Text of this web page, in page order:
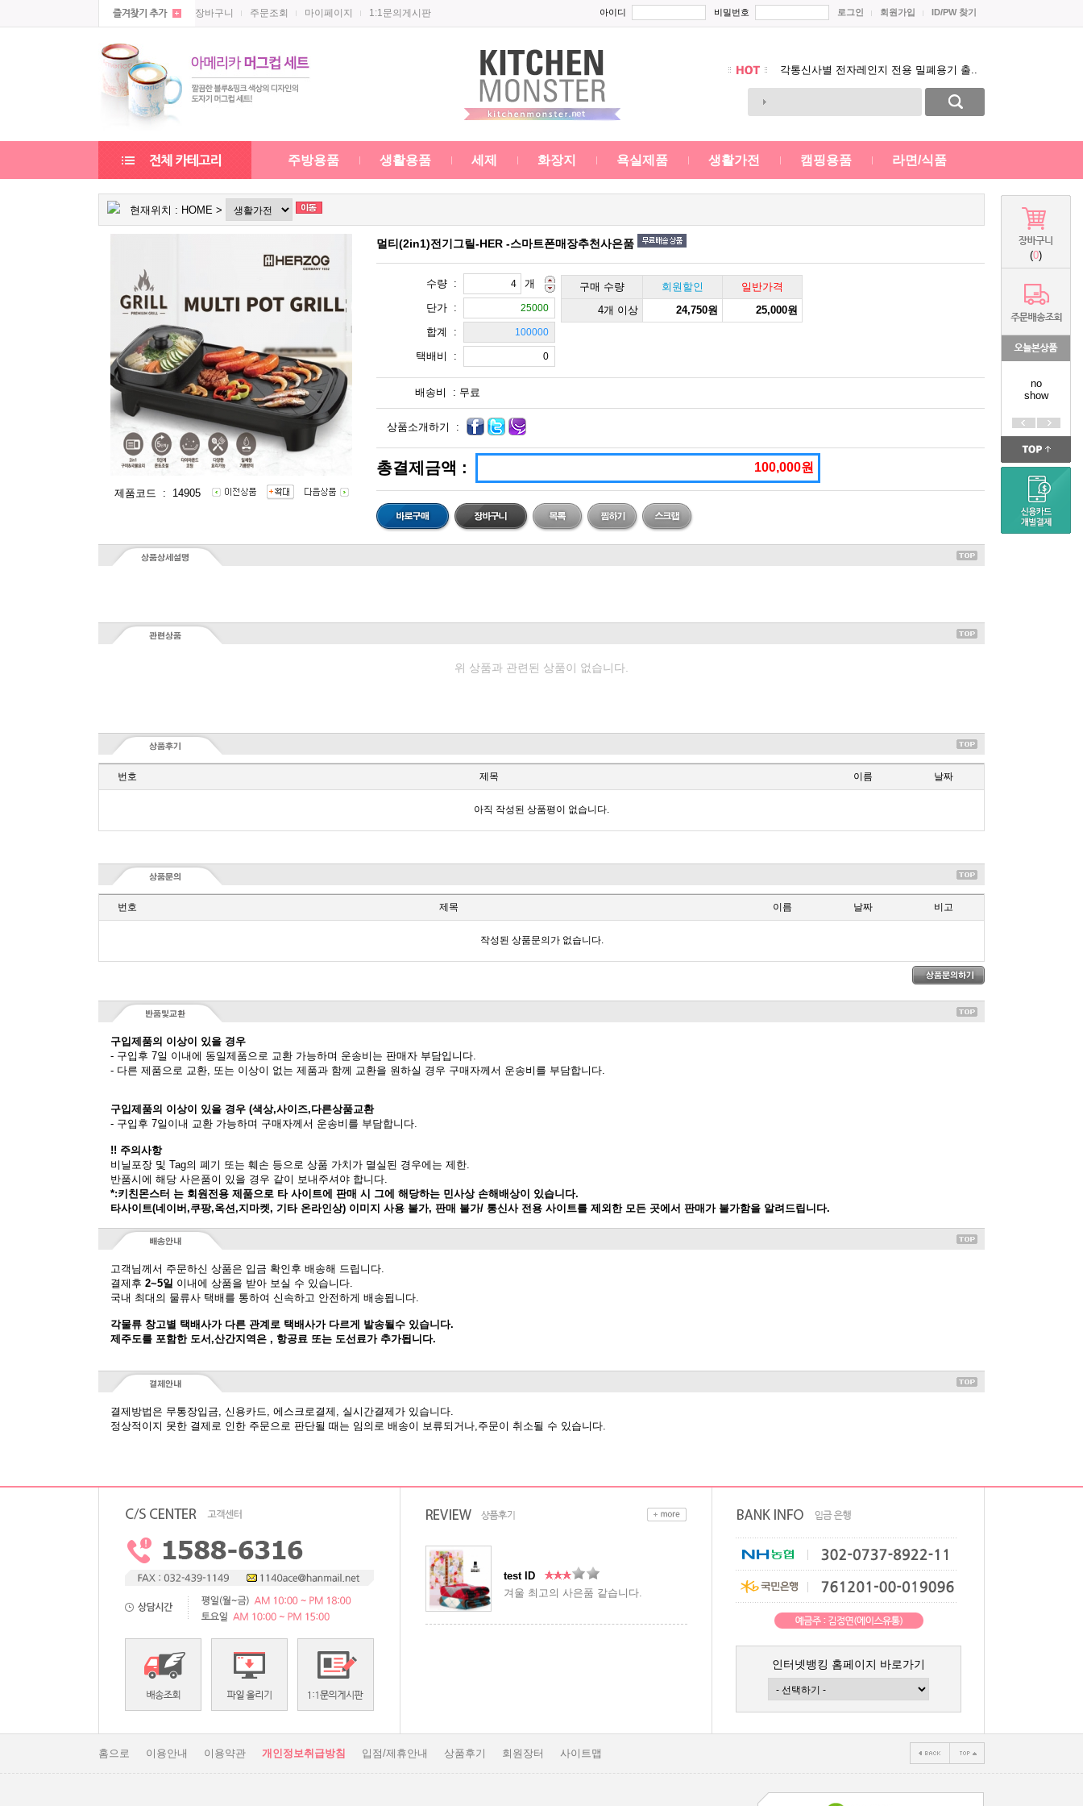
장바구니 주문조회 마이페이지 1:1문의게시판 아이디 비밀번호 로그인 회원가입 ID/PW 찾기
태산 제품 가격인하 공지~~
각통신사별 전자레인지 전용 밀폐용기 출..
통신사 주방선물세트 새롭게 입고되었습니..
주방용품 생활용품 세제 화장지 욕실제품 생활가전 캠핑용품 라면/식품
(0)
no
show
현재위치 : HOME >
제품코드 : 14905
멀티(2in1)전기그릴-HER -스마트폰매장추천사은품
수량 :
개
단가 :
합계 :
택배비 :
구매 수량 회원할인
일반가격
4개 이상
24,750원 25,000원
배송비 : 무료
상품소개하기 :
총결제금액 : 100,000원
위 상품과 관련된 상품이 없습니다.
번호 제목 이름 날짜
아직 작성된 상품평이 없습니다.
번호 제목 이름 날짜 비고
작성된 상품문의가 없습니다.
구입제품의 이상이 있을 경우
- 구입후 7일 이내에 동일제품으로 교환 가능하며 운송비는 판매자 부담입니다.
- 다른 제품으로 교환, 또는 이상이 없는 제품과 함께 교환을 원하실 경우 구매자께서 운송비를 부담합니다.
구입제품의 이상이 있을 경우 (색상,사이즈,다른상품교환
- 구입후 7일이내 교환 가능하며 구매자께서 운송비를 부담합니다.
!! 주의사항
비닐포장 및 Tag의 폐기 또는 훼손 등으로 상품 가치가 멸실된 경우에는 제한.
반품시에 해당 사은품이 있을 경우 같이 보내주셔야 합니다.
*:키친몬스터 는 회원전용 제품으로 타 사이트에 판매 시 그에 해당하는 민사상 손해배상이 있습니다.
타사이트(네이버,쿠팡,옥션,지마켓, 기타 온라인상) 이미지 사용 불가, 판매 불가/ 통신사 전용 사이트를 제외한 모든 곳에서 판매가 불가함을 알려드립니다.
고객님께서 주문하신 상품은 입금 확인후 배송해 드립니다.
결제후 2~5일 이내에 상품을 받아 보실 수 있습니다.
국내 최대의 물류사 택배를 통하여 신속하고 안전하게 배송됩니다.
각물류 창고별 택배사가 다른 관계로 택배사가 다르게 발송될수 있습니다.
제주도를 포함한 도서,산간지역은 , 항공료 또는 도선료가 추가됩니다.
결제방법은 무통장입금, 신용카드, 에스크로결제, 실시간결제가 있습니다.
정상적이지 못한 결제로 인한 주문으로 판단될 때는 임의로 배송이 보류되거나,주문이 취소될 수 있습니다.
test ID
겨울 최고의 사은품 같습니다.
인터넷뱅킹 홈페이지 바로가기
홈으로 이용안내 이용약관 개인정보취급방침 입점/제휴안내 상품후기 회원장터 사이트맵